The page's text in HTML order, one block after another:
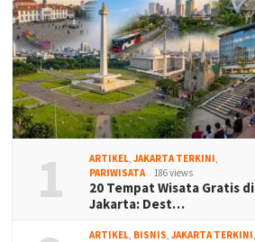
1 ARTIKEL ,JAKARTA TERKINI
PARIWISATA
186 views
20 Tempat Wisata Gratis di
Jakarta: Dest…
ARTIKEL BISNIS ,JAKARTA TERKINI